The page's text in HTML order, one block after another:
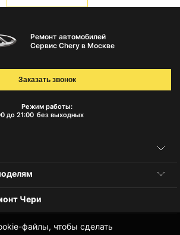
файлы, чтобы сделать
Ремонт автомобилей
Сервис Chery в Москве
Режим работы:
до 21:00 без выходных
Заказать звонок
Чери